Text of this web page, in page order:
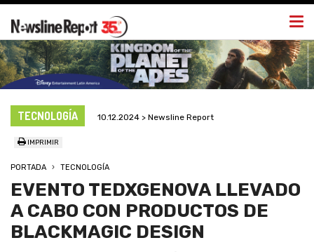
TECNOLOGÍA 10.12.2024 > Newsline Report
IMPRIMIR
PORTADA TECNOLOGÍA
EVENTO TEDXGENOVA LLEVADO
A CABO CON PRODUCTOS DE
BLACKMAGIC DESIGN